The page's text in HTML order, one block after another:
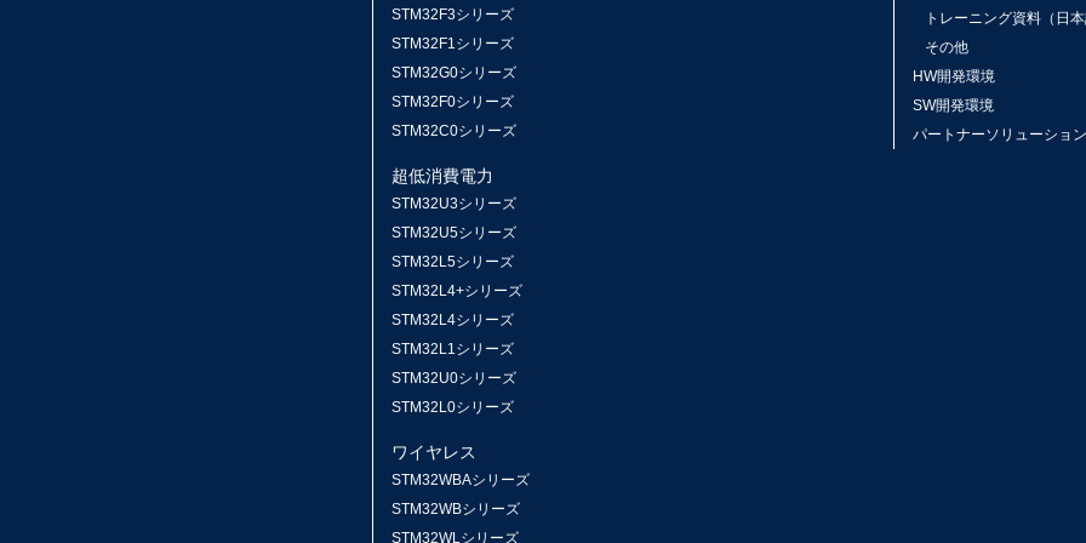
STM32F3シリーズ
STM32F1シリーズ
STM32G0シリーズ
STM32F0シリーズ
STM32C0シリーズ
超低消費電力
STM32U3シリーズ
STM32U5シリーズ
STM32L5シリーズ
STM32L4+シリーズ
STM32L4シリーズ
STM32L1シリーズ
STM32U0シリーズ
STM32L0シリーズ
ワイヤレス
STM32WBAシリーズ
STM32WBシリーズ
STM32WLシリーズ
トレーニング資料（日
その他
HW開発環境
SW開発環境
パートナーソリューション